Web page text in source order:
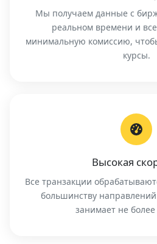
Мы получаем данные с
реальном времени и
минимальную комиссию,
курсы.
Высокая
Все транзакции
большинству направлений
занимает не